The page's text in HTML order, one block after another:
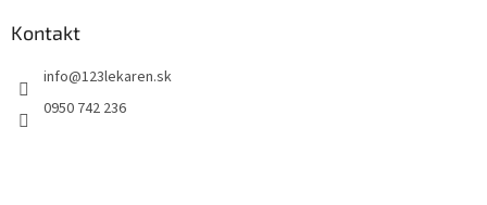
Kontakt
info@123lekaren.sk
0950 742 236